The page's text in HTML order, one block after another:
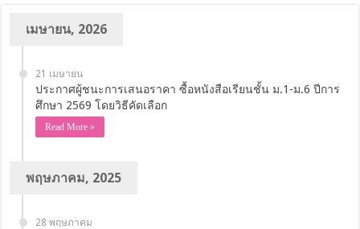
เมษายน, 2026
21 เมษายน
ประกาศผู้ชนะการเสนอราคา ซื้อหนังสือเรียนชั้น ม.1-ม.6 ปีการ
ศึกษา 2569 โดยวิธีคัดเลือก
Read More »
พฤษภาคม, 2025
28 พฤษภาคม